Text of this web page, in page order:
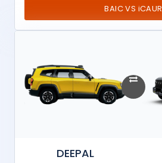
BAIC VS iCAUR
DEEPAL